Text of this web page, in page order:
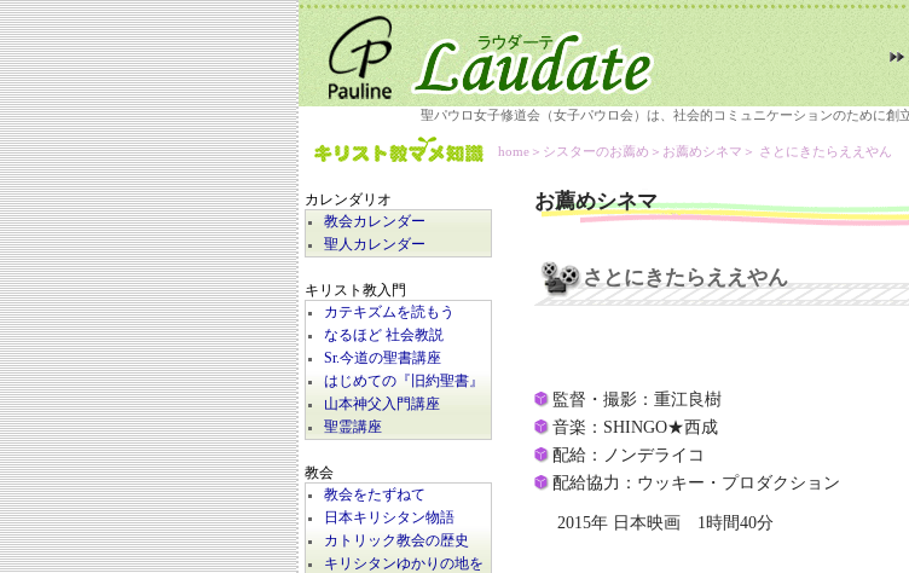
聖パウロ女子修道会（女子パウロ会）は、社会的コミュニケーションのために創
カレンダリオ
教会カレンダー
聖人カレンダー
キリスト教入門
カテキズムを読もう
なるほど 社会教説
Sr.今道の聖書講座
はじめての『旧約聖書』
山本神父入門講座
聖霊講座
教会
教会をたずねて
日本キリシタン物語
カトリック教会の歴史
キリシタンゆかりの地を
home ＞シスターのお薦め＞ お薦めシネマ ＞ さとにきたらええやん
お薦めシネマ
さとにきたらええやん
監督・撮影：重江良樹
音楽：SHINGO★西成
配給：ノンデライコ
配給協力：ウッキー・プロダクション
2015年 日本映画 1時間40分